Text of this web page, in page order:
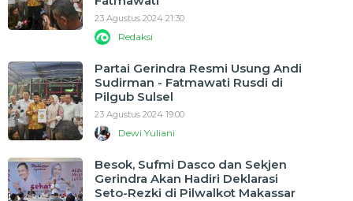
23 Agustus 2024 21:30
Redaksi
Partai Gerindra Resmi Usung Andi
Sudirman - Fatmawati Rusdi di
Pilgub Sulsel
23 Agustus 2024 19:00
Dewi Yuliani
Besok, Sufmi Dasco dan Sekjen
Gerindra Akan Hadiri Deklarasi
Seto-Rezki di Pilwalkot Makassar